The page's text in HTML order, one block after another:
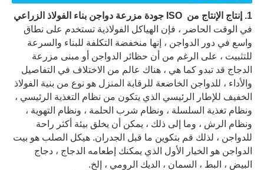
1. إنتاج الإنتاج من ISO جودة مزرعة دواجن بناء الفولاذ الزراعي
في الوقت الحاضر ، فإن الهياكل الفولاذية تستخدم على نطاق
واسع في دور الدواجن ، إنها منخفضة التكلفة للبناء والسرعة
للتثبيت ، على الرغم من أن حظائر الدواجن أو مبنى مزرعة
الدجاج قد تبدو كما هي ، هناك عالم من الاختلاف في التفاصيل
والأداء ، للدواجن الخاضعة للرقابة المنزل هو نوع من بنية الفولاذ
الخفيف للإطار الرئيسي الذي يتكون من نظام التغذية الرئيسي ،
ونظام تغذية السلسلة ، ونظام شرب الحلمة ، ونظام التهوية ،
ونظام الرش ، وما إلى ذلك ، يمكن أن يخلق بيئة أكثر راحة
للدواجن ، لذلك قم بتكوين ما قبل الجدران. هيكل الصلب هو بيت
الدواجن هو الخيار الأول الذي يمكنك إطعامه الدجاج ، دجاج
البيض ، البط ، السمان ، الديك الرومي ، إلخ.